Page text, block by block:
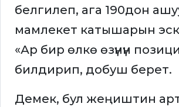
белгилеп, ага 190дон
мамлекет катышарын
«Ар бир өлкө өзүнүн
билдирип, добуш берет.
Демек, бул жеңиштин